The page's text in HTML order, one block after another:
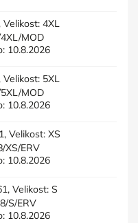
4XL
MOD
10.8.2026
5XL
MOD
10.8.2026
Velikost: XS
XS/ERV
10.8.2026
Velikost: S
S/ERV
10.8.2026